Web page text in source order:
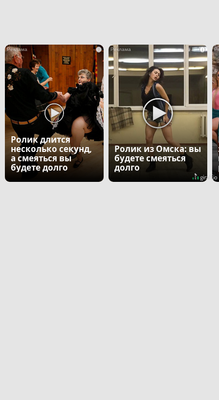
i
Ролик длится
несколько секунд,
а смеяться вы
будете долго
i
Ролик из Омска: вы
будете смеяться
долго